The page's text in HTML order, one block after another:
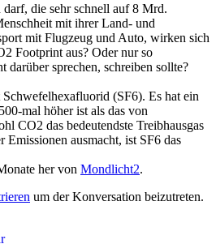
die sehr schnell auf 8 Mrd.
mit ihrer Land- und
mit Flugzeug und Auto, wirken sich
Footprint aus? Oder nur so
darüber sprechen, schreiben sollte?
(SF6). Es hat ein
mal höher ist als das von
CO2 das bedeutendste Treibhausgas
Emissionen ausmacht, ist SF6 das
her von Mondlicht2.
um der Konversation beizutreten.